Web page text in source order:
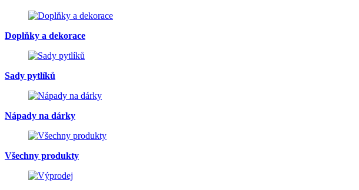
Doplňky a dekorace
Sady pytlíků
Nápady na dárky
Všechny produkty